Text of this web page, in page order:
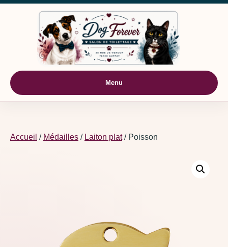
Aller au contenu
Menu
Accueil / Médailles / Laiton plat/ Poisson